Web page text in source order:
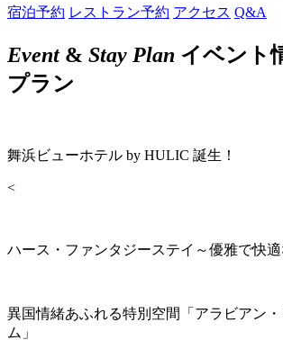
宿泊予約 レストラン予約 アクセス Q&A
Event& Stay Plan イベント
プラン
舞浜ビューホテル by HULIC 誕生！
<
ハース・ファンタジーステイ～優雅で快
異国情緒あふれる特別空間「アラビアン
ム」